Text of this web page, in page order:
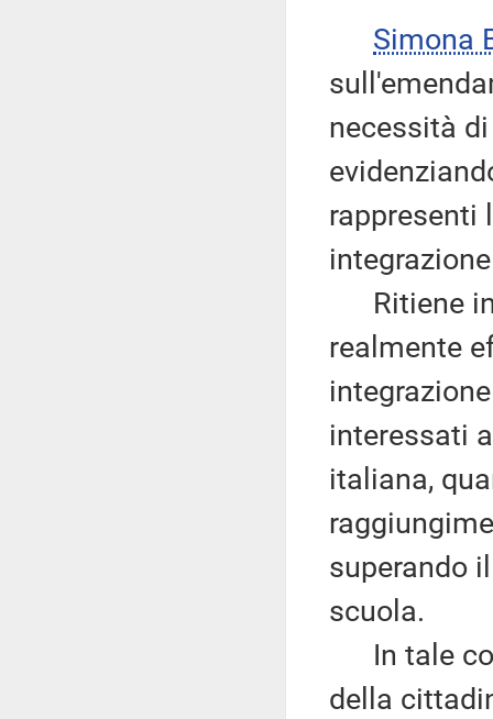
Simona
necessità
rappresenti
Ritiene
realmente
interessati
italiana,
superando
scuola.
In tale
della